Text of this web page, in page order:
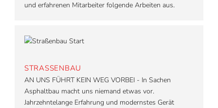
und erfahrenen Mitarbeiter folgende Arbeiten aus.
STRASSENBAU
AN UNS FÜHRT KEIN WEG VORBEI - In Sachen
Asphaltbau macht uns niemand etwas vor.
Jahrzehntelange Erfahrung und modernstes Gerät